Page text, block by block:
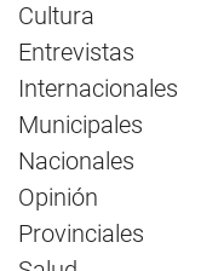
Cultura
Entrevistas
Internacionales
Municipales
Nacionales
Opinión
Provinciales